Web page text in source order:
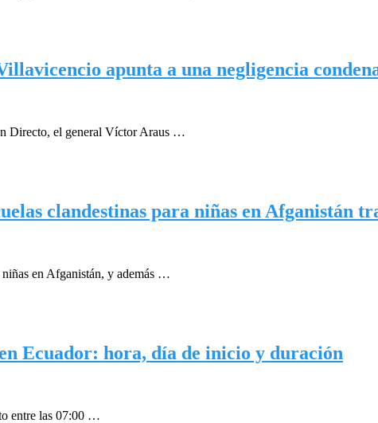
apunta a una negligencia
Directo, el general Víctor Araus …
clandestinas para niñas en Afganistán
en Afganistán, y además …
Ecuador: hora, día de inicio y duración
entre las 07:00 …